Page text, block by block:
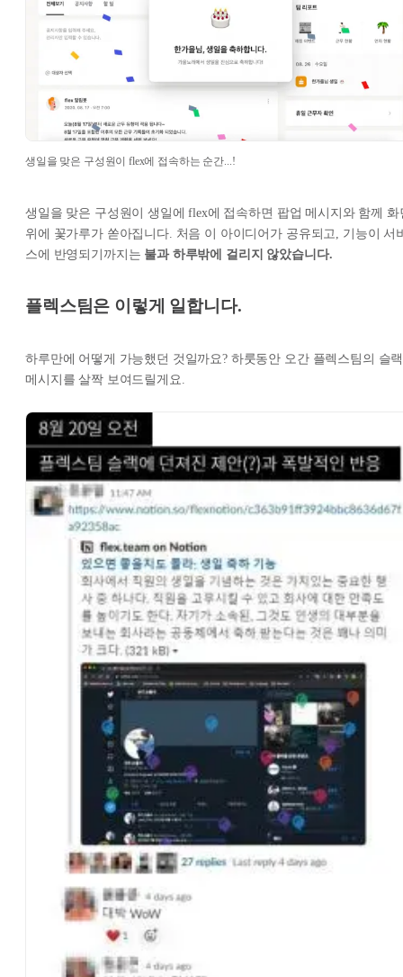
생일을 맞은 구성원이 flex에 접속하는 순간...!
생일을 맞은 구성원이 생일에 flex에 접속하면 팝업 메시지와 함께 화
위에 꽃가루가 쏟아집니다. 처음 이 아이디어가 공유되고, 기능이 서
스에 반영되기까지는 불과 하루밖에 걸리지 않았습니다.
플렉스팀은 이렇게 일합니다.
하루만에 어떻게 가능했던 것일까요? 하룻동안 오간 플렉스팀의 슬랙
메시지를 살짝 보여드릴게요.